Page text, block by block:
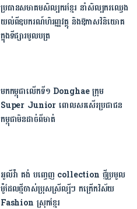
ប្រធានសមាគមសិល្បករខ្មែរ នាំសិល្បករឈ្វេង
យល់ពីឧបករណ៍ហិរញ្ញវត្ថុ និងឱកាសវិនិយោគ
ក្នុងទីផ្សារមូលបត្រ
មកកម្ពុជាលើកទី១ Donghae ក្រុម
Super Junior ពោលសរសើរប្រជាជន
កម្ពុជាមិនដាច់ពីមាត់
អូលីវ៉ា គង់ បញ្ចេញ ​collection ថ្មី​ប្រមូល​
ម៉ូដែល​ថ្មីចាស់ប្រុសស្រីល្បីៗ កក្រើកវិស័យ
Fashion ស្រុកខ្មែរ